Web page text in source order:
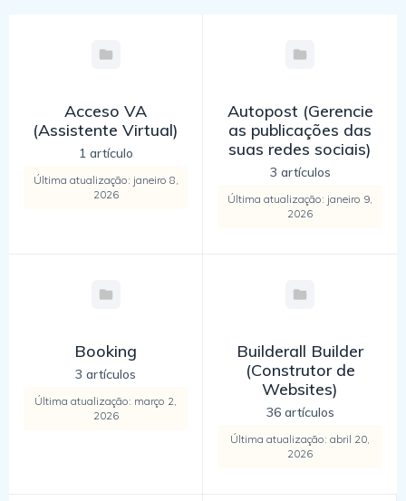
Acceso VA
(Assistente Virtual)
1 artículo
Última atualização: janeiro 8,
2026
Autopost (Gerencie
as publicações das
suas redes sociais)
3 artículos
Última atualização: janeiro 9,
2026
Booking
3 artículos
Última atualização: março 2,
2026
Builderall Builder
(Construtor de
Websites)
36 artículos
Última atualização: abril 20,
2026